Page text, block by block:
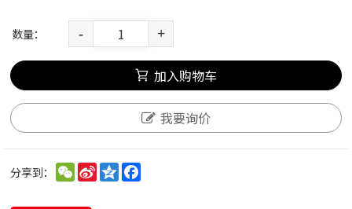
数量： - +
加入购物车
我要询价
分享到： WeChat
Sina
Weibo
Qzone